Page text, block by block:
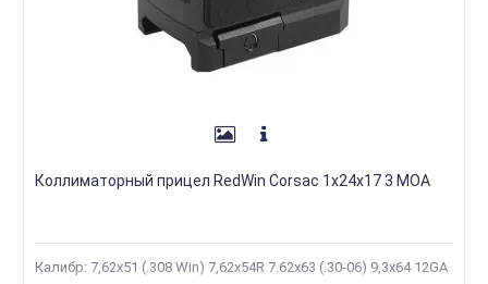
Коллиматорный прицел RedWin Corsac 1x24x17 3 MOA
Калибр: 7,62x51 (.308 Win) 7,62x54R 7.62х63 (.30-06) 9,3x64 12GA